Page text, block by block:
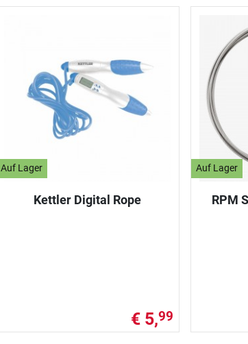
Auf Lager
Kettler Digital Rope
€ 5,99
Auf Lager
RPM